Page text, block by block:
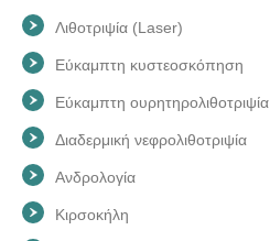
Λιθοτριψία (Laser)
Εύκαμπτη κυστεοσκόπηση
Εύκαμπτη ουρητηρολιθοτριψία
Διαδερμική νεφρολιθοτριψία
Ανδρολογία
Κιρσοκήλη